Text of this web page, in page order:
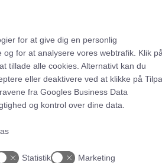
eller søndag. Vælg venligst
samt slutdato for
Pålægsgaffel
Tilføj til
Yderligere beskrivelse
for at give dig en personlig
for at analysere vores webtrafik. Klik på
tillade alle cookies. Alternativt kan du
eller deaktivere ved at klikke på
fra Googles Business Data
og kontrol over dine data.
Statistik Marketing